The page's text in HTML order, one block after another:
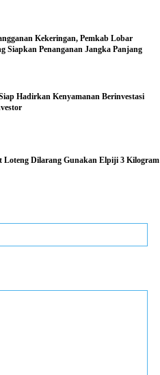
Kekeringan, Pemkab Lobar
Siapkan Penanganan Jangka Panjang
Hadirkan Kenyamanan Berinvestasi
Loteng Dilarang Gunakan Elpiji 3 Kilogram